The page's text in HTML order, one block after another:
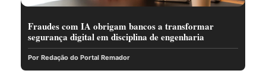
Fraudes com IA obrigam bancos a transformar
segurança digital em disciplina de engenharia
Por Redação do Portal Remador